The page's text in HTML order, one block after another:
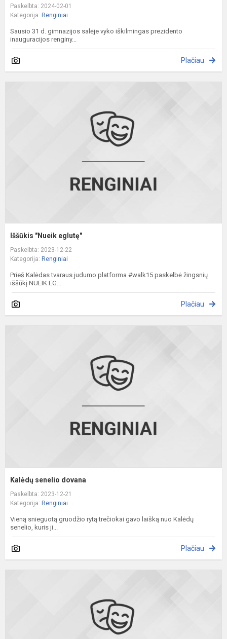
Paskelbta: 2024-02-01
Kategorija: Renginiai
Sausio 31 d. gimnazijos salėje vyko iškilmingas prezidento
inauguracijos renginy...
Plačiau
Iššūkis "Nueik eglutę"
Paskelbta: 2023-12-22
Kategorija: Renginiai
Prieš Kalėdas tvaraus judumo platforma #walk15 paskelbė žingsnių
iššūkį NUEIK EG...
Plačiau
Kalėdų senelio dovana
Paskelbta: 2023-12-21
Kategorija: Renginiai
Vieną snieguotą gruodžio rytą trečiokai gavo laišką nuo Kalėdų
senelio, kuris ji...
Plačiau